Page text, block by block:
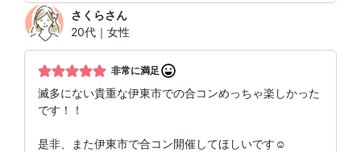
さくらさん
20代｜女性
非常に満足
滅多にない貴重な伊東市での合コンめっちゃ楽しかった
です！！
是非、また伊東市で合コン開催してほしいです☺️